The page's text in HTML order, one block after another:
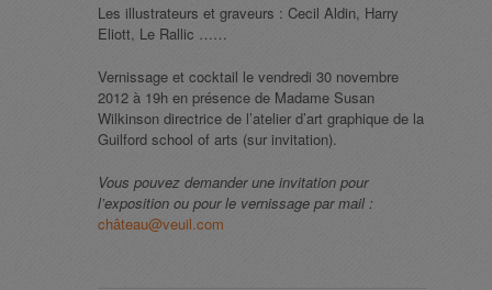
Les illustrateurs et graveurs : Cecil Aldin, Harry
Eliott, Le Rallic ……
Vernissage et cocktail le vendredi 30 novembre
2012 à 19h en présence de Madame Susan
Wilkinson directrice de l’atelier d’art graphique de la
Guilford school of arts (sur invitation).
Vous pouvez demander une invitation pour
l’exposition ou pour le vernissage par mail :
château@veuil.com